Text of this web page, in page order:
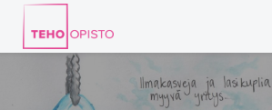
TAIDEPAJAT
ILMOITTAUDU